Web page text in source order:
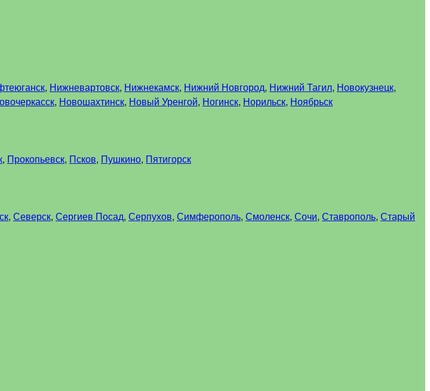
, Нижневартовск, Нижнекамск, Нижний Новгород, Нижний Тагил, Новокузнецк,
, Новошахтинск, Новый Уренгой, Ногинск, Норильск, Ноябрьск
, Прокопьевск, Псков, Пушкино, Пятигорск
, Северск, Сергиев Посад, Серпухов, Симферополь, Смоленск, Сочи, Ставрополь, Старый